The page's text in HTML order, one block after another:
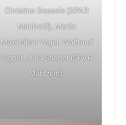
Christina Gessele (SPAR
Mahlzeit!), Moritz
Maximilian Vogel, Waltraud
Aigner, Julia Steiner (SPAR
Mahlzeit!).